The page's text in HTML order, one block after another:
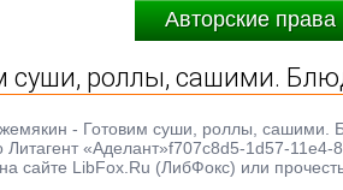
Авторские права
суши, роллы, сашими.
- Готовим суши, роллы,
«Аделант»f707c8d5-1d57-
сайте LibFox.Ru (ЛибФокс) или